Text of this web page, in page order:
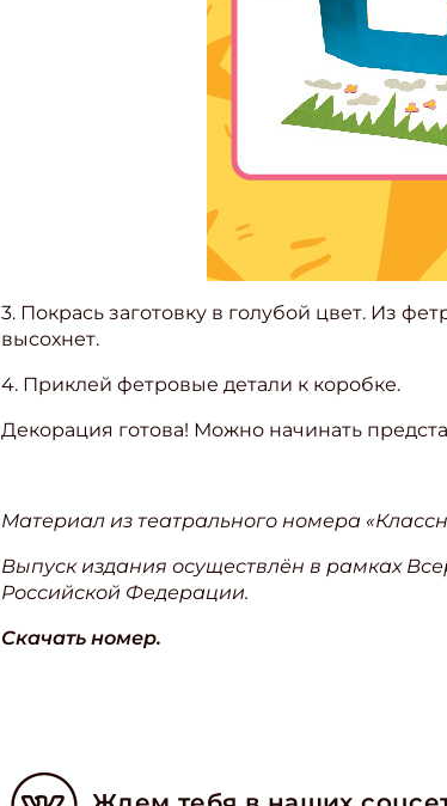
3. Покрась заготовку в голубой цвет. Из
высохнет.
4. Приклей фетровые детали к коробке.
Декорация готова! Можно начинать
Материал из театрального номера
Выпуск издания осуществлён в рамках
Российской Федерации.
Скачать номер.